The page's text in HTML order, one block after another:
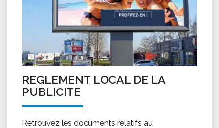
REGLEMENT LOCAL DE LA
PUBLICITE
Retrouvez les documents relatifs au